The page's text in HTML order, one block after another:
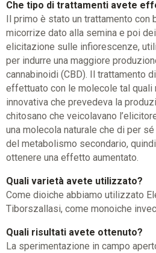
Che tipo di trattamenti avete
Il primo è stato un trattamento con
micorrize dato alla semina e poi
elicitazione sulle infiorescenze,
per indurre una maggiore
cannabinoidi (CBD). Il trattamento
effettuato con le molecole tal quali
innovativa che prevedeva la
chitosano che veicolavano
una molecola naturale che di per
del metabolismo secondario,
ottenere una effetto aumentato.
Quali varietà avete utilizzato?
Come dioiche abbiamo utilizzato
Tiborszallasi, come monoiche
Quali risultati avete ottenuto?
La sperimentazione in campo